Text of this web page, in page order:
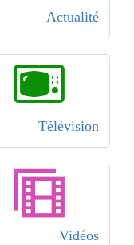
Actualité
Télévision
Vidéos